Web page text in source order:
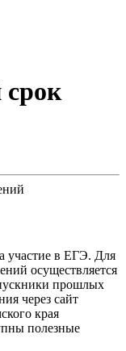
участие в ЕГЭ. Для
осуществляется
прошлых
через сайт
края
полезные